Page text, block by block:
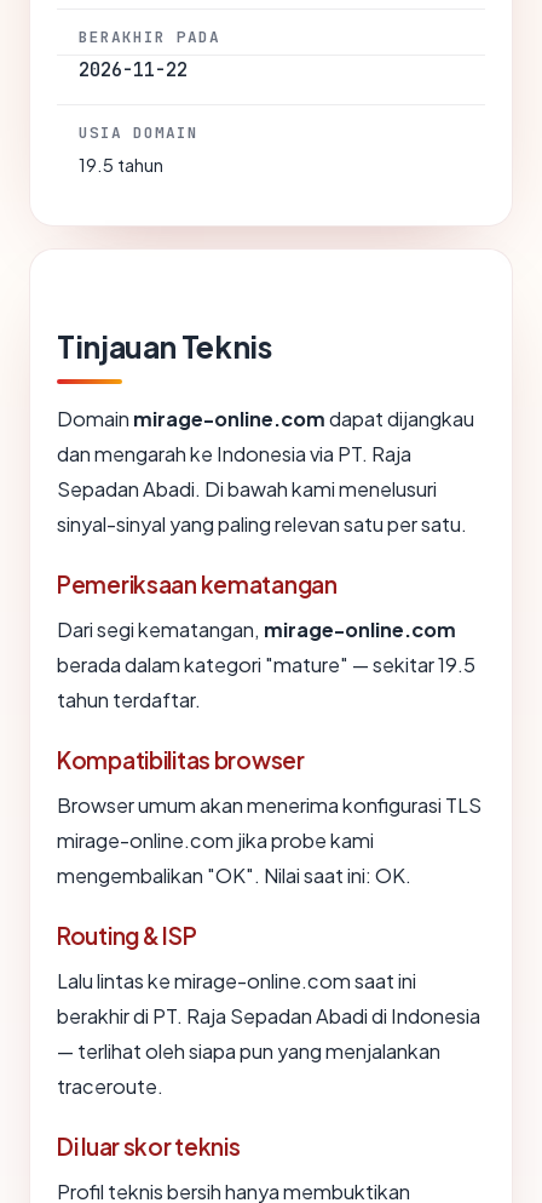
BERAKHIR PADA
2026-11-22
USIA DOMAIN
19.5 tahun
Tinjauan Teknis
Domain mirage-online.comdapat dijangkau
dan mengarah ke Indonesia via PT. Raja
Sepadan Abadi. Di bawah kami menelusuri
sinyal-sinyal yang paling relevan satu per satu.
Pemeriksaan kematangan
Dari segi kematangan, mirage-online.com
berada dalam kategori "mature" — sekitar 19.5
tahun terdaftar.
Kompatibilitas browser
Browser umum akan menerima konfigurasi TLS
mirage-online.com jika probe kami
mengembalikan "OK". Nilai saat ini: OK.
Routing & ISP
Lalu lintas ke mirage-online.com saat ini
berakhir di PT. Raja Sepadan Abadi di Indonesia
— terlihat oleh siapa pun yang menjalankan
traceroute.
Di luar skor teknis
Profil teknis bersih hanya membuktikan